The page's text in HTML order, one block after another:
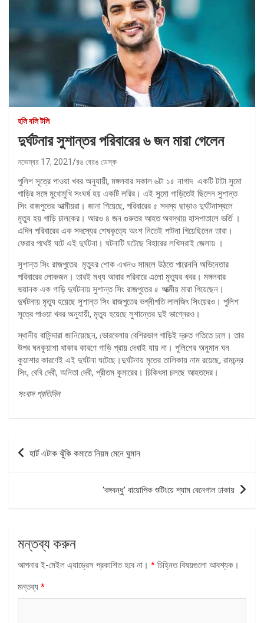
হলি বলি টলি
দুর্ঘটনার সুশান্তর পরিবারের ৬ জন মারা গেলেন
নভেম্বর 17, 2021 রঙ বেরঙ ডেস্ক
পুলিশ সূত্রে পাওয়া খবর অনুযায়ী, মঙ্গলবার সকাল ৬টা ১৫ নাগাদ একটি টাটা সুমো
গাড়ির সঙ্গে মুখোমুখি সংঘর্ষ হয় একটি লরির। এই সুমো গাড়িতেই ছিলেন সুশান্ত
সিং রাজপুতের আত্মীয়রা। জানা গিয়েছে, পরিবারের ৫ সদস্য ছাড়াও দুর্ঘটনাস্থলে
মৃত্যু হয় গাড়ি চালকের। আরও ৪ জন গুরুতর আহত অবস্থায় হাসপাতালে ভর্তি ।
এদিন পরিবারের এক সদস্যের শেষকৃত্যে অংশ নিতেই পাটনা গিয়েছিলেন তারা।
ফেরার পথেই ঘটে এই দুর্ঘটনা। ঘটনাটি ঘটেছে বিহারের লখিসরাই জেলায় ।
সুশান্ত সিং রাজপুতের মৃত্যুর শোক এখনও সামলে উঠতে পারেননি অভিনেতার
পরিবারের লোকজন। তারই মধ্য আবার পরিবারে এলো মৃত্যুর খবর। মঙ্গলবার
ভয়ানক এক গাড়ি দুর্ঘটনায় সুশান্ত সিং রাজপুতের ৫ আত্মীয় মারা গিয়েছেন।
দুর্ঘটনায় মৃত্যু হয়েছে সুশান্ত সিং রাজপুতের ভগ্নীপতি লালজিৎ সিংয়েরও। পুলিশ
সূত্রে পাওয়া খবর অনুযায়ী, মৃত্যু হয়েছে সুশান্তের দুই ভাগ্নেরও।
স্থানীয় বাসিন্দারা জানিয়েছেন, ভোরবেলায় বেশিরভাগ গাড়িই দ্রুত গতিতে চলে। তার
উপর ঘনকুয়াশা থাকার কারণে গাড়ি প্রায় দেখাই যায় না। পুলিশের অনুমান ঘন
কুয়াশার কারণেই এই দুর্ঘটনা ঘটেছে।দুর্ঘটনায় মৃতের তালিকায় নাম রয়েছে, রামচন্দ্র
সিং, বেবি দেবী, অনিতা দেবী, প্রীতম কুমারের। চিকিৎসা চলছে আহতদের।
সংবাদ প্রতিদিন
পোস্ট
হার্ট এটাক ঝুঁকি কমাতে নিয়ম মেনে ঘুমান
‘বঙ্গবন্ধু’ বায়োপিক শুটিংয়ে শ্যাম বেনেগাল ঢাকায়
মন্তব্য করুন
আপনার ই-মেইল এ্যাড্রেস প্রকাশিত হবে না। * চিহ্নিত বিষয়গুলো আবশ্যক।
মন্তব্য *